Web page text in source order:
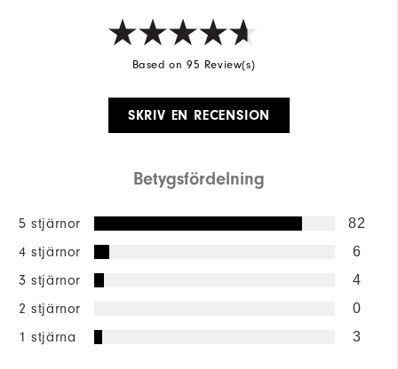
Based on 95 Review(s)
SKRIV EN RECENSION
Betygsfördelning
5 stjärnor 82
4 stjärnor 6
3 stjärnor 4
2 stjärnor 0
1 stjärna 3